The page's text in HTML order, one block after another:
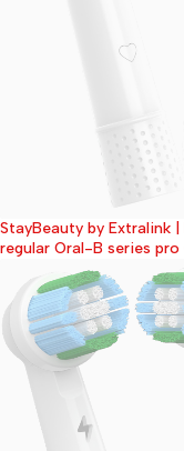
Wyprzedane
StayBeauty by Extralink
regular Oral-B series